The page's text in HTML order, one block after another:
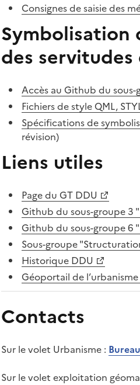
Consignes de saisie des
Symbolisation
des
Accès au Github du
Fichiers de style QML,
Spécifications de
révision)
Liens utiles
Page du GT DDU
Github du sous-groupe 3
Github du sous-groupe 6
Sous-groupe
Historique DDU
Géoportail de l’urbanisme
Contacts
Sur le volet Urbanisme :
Sur le volet exploitation